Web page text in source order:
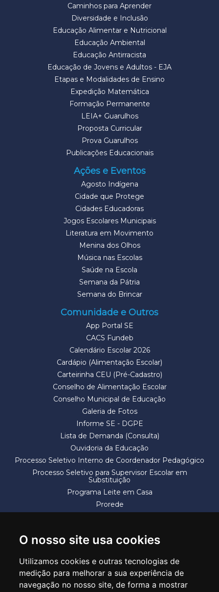
O nosso site usa cookies
Utilizamos cookies e outras tecnologias de
medição para melhorar a sua experiência de
navegação no nosso site, de forma a mostrar
Caminhos para Aprender
Diversidade e Inclusão
Educação Alimentar e Nutricional
Educação Ambiental
Educação Antirracista
Educação de Jovens e Adultos - EJA
Etapas e Modalidades de Ensino
Expedição Matemática
Formação Permanente
LEIA+ Guarulhos
Proposta Curricular
Prova Guarulhos
Publicações Educacionais
Ações e Eventos
Agosto Indígena
Cidade que Protege
Cidades Educadoras
Jogos Escolares Municipais
Literatura em Movimento
Menina dos Olhos
Música nas Escolas
Saúde na Escola
Semana da Pátria
Semana do Brincar
Comunidade e Outros
App Portal SE
CACS Fundeb
Calendário Escolar 2026
Cardápio (Alimentação Escolar)
Carteirinha CEU (Pré-Cadastro)
Conselho de Alimentação Escolar
Conselho Municipal de Educação
Galeria de Fotos
Informe SE - DGPE
Lista de Demanda (Consulta)
Ouvidoria da Educação
Processo Seletivo Interno de Coordenador Pedagógico
Processo Seletivo para Supervisor Escolar em
Substituição
Programa Leite em Casa
Prorede